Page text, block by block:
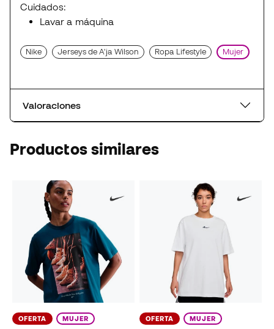
Cuidados:
Lavar a máquina
Nike Jerseys de A'ja Wilson Ropa Lifestyle Mujer
Valoraciones
Productos similares
OFERTA MUJER OFERTA MUJER